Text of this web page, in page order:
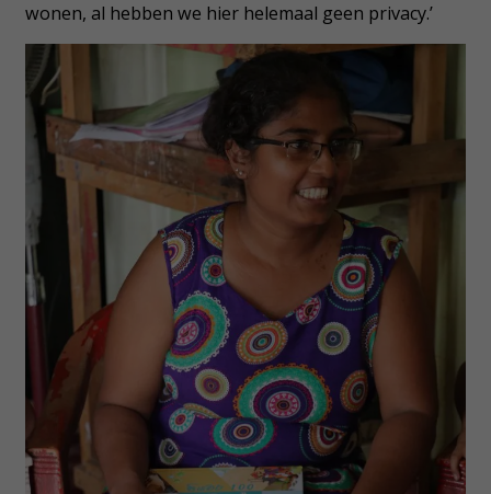
wonen, al hebben we hier helemaal geen privacy.’